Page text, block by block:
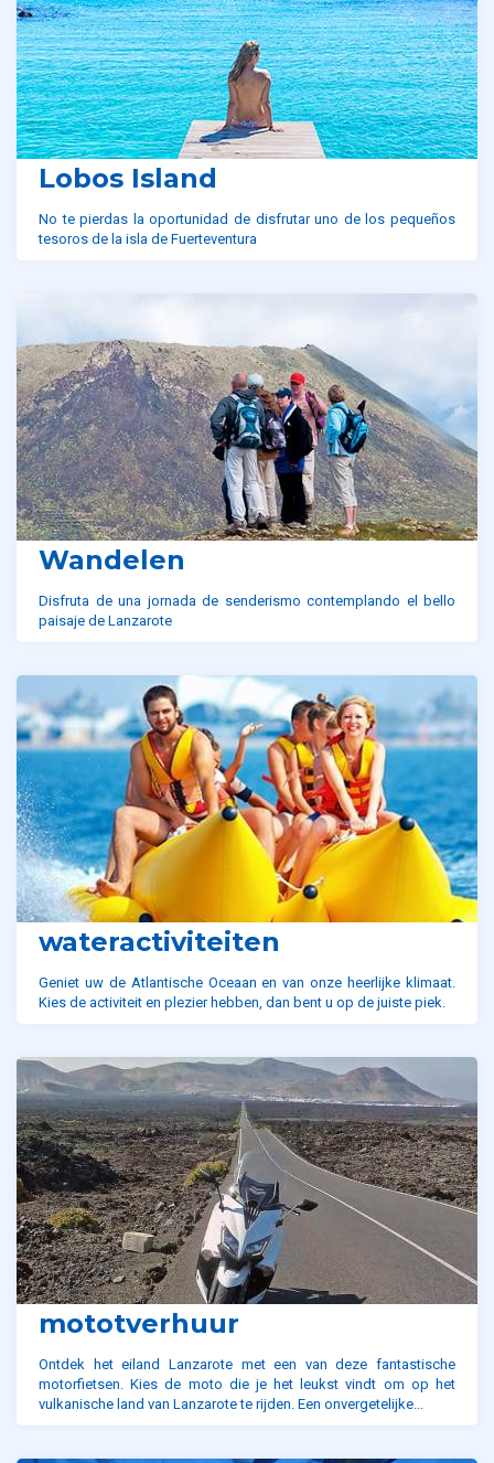
Lobos Island
No te pierdas la oportunidad de disfrutar uno de los pequeños
tesoros de la isla de Fuerteventura
Wandelen
Disfruta de una jornada de senderismo contemplando el bello
paisaje de Lanzarote
wateractiviteiten
Geniet uw de Atlantische Oceaan en van onze heerlijke klimaat.
Kies de activiteit en plezier hebben, dan bent u op de juiste piek.
mototverhuur
Ontdek het eiland Lanzarote met een van deze fantastische
motorfietsen. Kies de moto die je het leukst vindt om op het
vulkanische land van Lanzarote te rijden. Een onvergetelijke...